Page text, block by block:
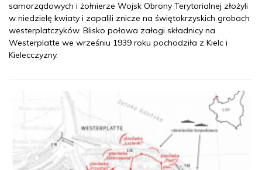
samorządowych i żołnierze Wojsk Obrony Terytorialnej złożyli
w niedzielę kwiaty i zapalili znicze na świętokrzyskich grobach
westerplatczyków. Blisko połowa załogi składnicy na
Westerplatte we wrześniu 1939 roku pochodziła z Kielc i
Kielecczyzny.